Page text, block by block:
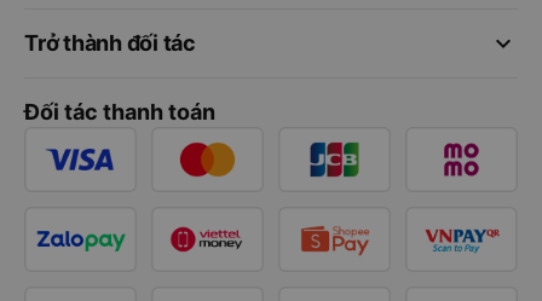
keyboard_arrow_down
Trở thành đối tác
Đối tác thanh toán